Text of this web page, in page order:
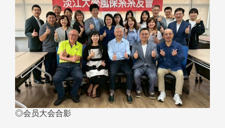
◎会员大会合影